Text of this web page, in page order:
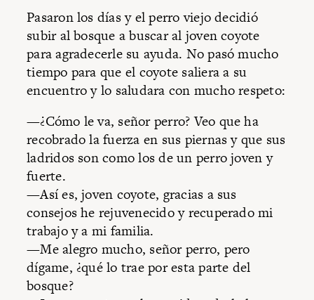
Pasaron los días y el perro viejo decidió
subir al bosque a buscar al joven coyote
para agradecerle su ayuda. No pasó mucho
tiempo para que el coyote saliera a su
encuentro y lo saludara con mucho respeto:
—¿Cómo le va, señor perro? Veo que ha
recobrado la fuerza en sus piernas y que sus
ladridos son como los de un perro joven y
fuerte.
—Así es, joven coyote, gracias a sus
consejos he rejuvenecido y recuperado mi
trabajo y a mi familia.
—Me alegro mucho, señor perro, pero
dígame, ¿qué lo trae por esta parte del
bosque?